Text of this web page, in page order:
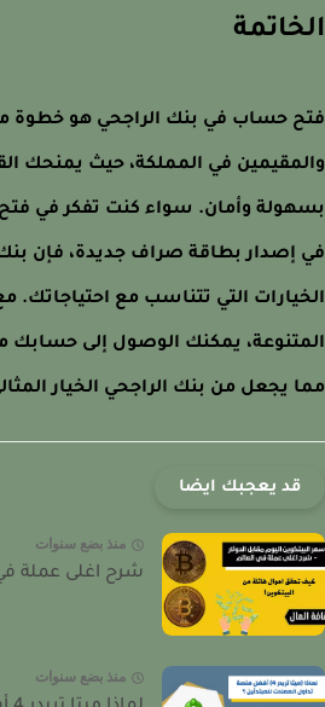
حساب في بنك الراجحي هو خطوة
في المملكة، حيث يمنحك
وأمان. سواء كنت تفكر في فتح
إصدار بطاقة صراف جديدة، فإن بنك
التي تتناسب مع احتياجاتك.
يمكنك الوصول إلى حسابك
يجعل من بنك الراجحي الخيار المثالي
قد يعجبك ايضا
منذ بضع سنوات
شرح اغلى عملة في
منذ بضع سنوات